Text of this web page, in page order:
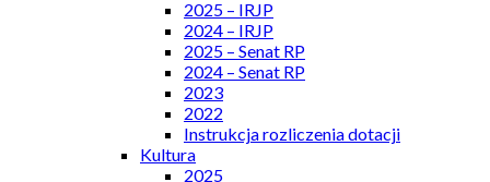
2025 – IRJP
2024 – IRJP
2025 – Senat RP
2024 – Senat RP
2023
2022
Instrukcja rozliczenia dotacji
Kultura
2025